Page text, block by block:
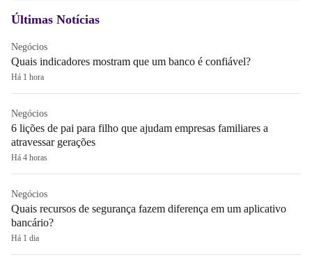
Últimas Notícias
Negócios
Quais indicadores mostram que um banco é confiável?
Há 1 hora
Negócios
6 lições de pai para filho que ajudam empresas familiares a
atravessar gerações
Há 4 horas
Negócios
Quais recursos de segurança fazem diferença em um aplicativo
bancário?
Há 1 dia